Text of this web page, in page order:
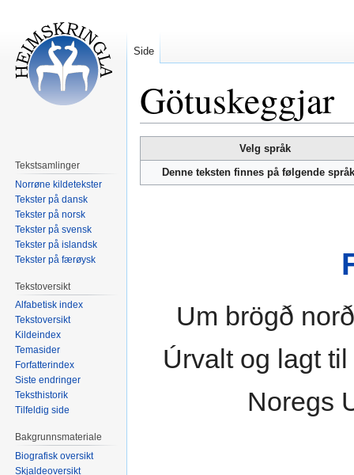
Götuskeggjar
til
navigering
til
Velg språk
Denne teksten finnes på følgende
Um brögð
Úrvalt og lagt
Noregs
Side
Tekstsamlinger
Norrøne kildetekster
Tekster på dansk
Tekster på norsk
Tekster på svensk
Tekster på islandsk
Tekster på færøysk
Tekstoversikt
Alfabetisk index
Tekstoversikt
Kildeindex
Temasider
Forfatterindex
Siste endringer
Teksthistorik
Tilfeldig side
Bakgrunnsmateriale
Biografisk oversikt
Skjaldeoversikt